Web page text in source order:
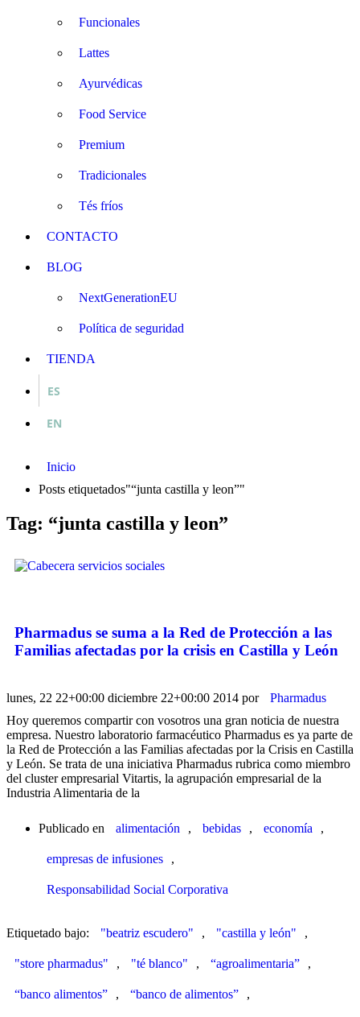
Funcionales
Lattes
Ayurvédicas
Food Service
Premium
Tradicionales
Tés fríos
CONTACTO
BLOG
NextGenerationEU
Política de seguridad
TIENDA
ES
EN
Inicio
Posts etiquetados"“junta castilla y leon”"
Tag: “junta castilla y leon”
Pharmadus se suma a la Red de Protección a las
Familias afectadas por la crisis en Castilla y León
lunes, 22 22+00:00 diciembre 22+00:00 2014 por
Pharmadus
Hoy queremos compartir con vosotros una gran noticia de nuestra
empresa. Nuestro laboratorio farmacéutico Pharmadus es ya parte de
la Red de Protección a las Familias afectadas por la Crisis en Castilla
y León. Se trata de una iniciativa Pharmadus rubrica como miembro
del cluster empresarial Vitartis, la agrupación empresarial de la
Industria Alimentaria de la
Publicado en alimentación , bebidas , economía ,
empresas de infusiones ,
Responsabilidad Social Corporativa
Etiquetado bajo: "beatriz escudero" , "castilla y león" ,
"store pharmadus" , "té blanco" , “agroalimentaria” ,
“banco alimentos” , “banco de alimentos” ,